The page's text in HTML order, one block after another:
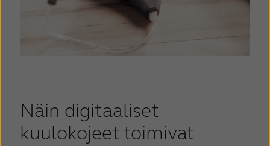
Näin digitaaliset
kuulokojeet toimivat